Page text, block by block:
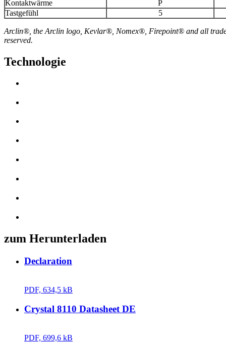
Kontaktwärme
P
Tastgefühl
5
Arclin®, the Arclin logo, Kevlar®, Nomex®, Firepoint® and all
reserved.
Technologie
zum Herunterladen
Declaration
PDF, 634,5 kB
Crystal 8110 Datasheet DE
PDF, 699,6 kB